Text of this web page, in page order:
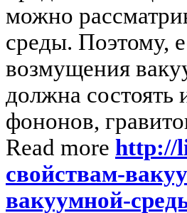
можно
среды. Поэтому,
возмущения
должна состоять
фононов,
Read more http://
свойствам-
вакуумной-